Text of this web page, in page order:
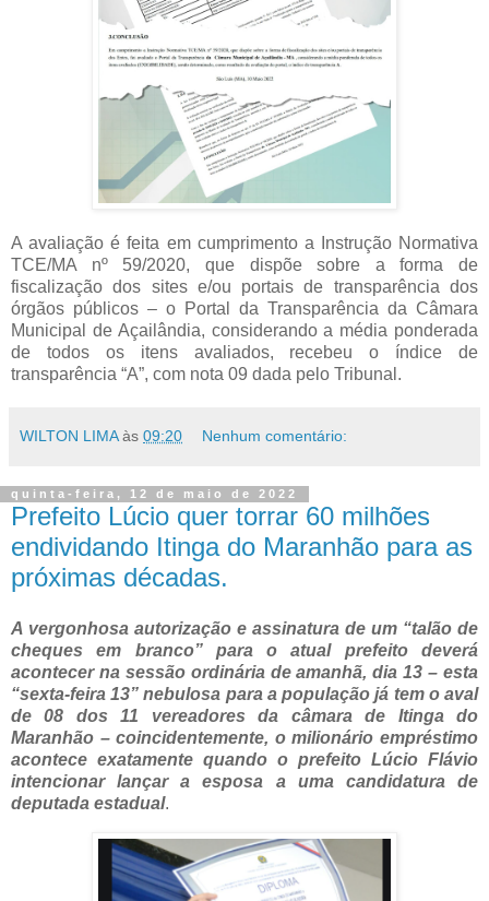
A avaliação é feita em cumprimento a Instrução Normativa
TCE/MA nº 59/2020, que dispõe sobre a forma de
fiscalização dos sites e/ou portais de transparência dos
órgãos públicos – o Portal da Transparência da Câmara
Municipal de Açailândia, considerando a média ponderada
de todos os itens avaliados, recebeu o índice de
transparência “A”, com nota 09 dada pelo Tribunal.
WILTON LIMA às 09:20 Nenhum comentário:
quinta-feira, 12 de maio de 2022
Prefeito Lúcio quer torrar 60 milhões
endividando Itinga do Maranhão para as
próximas décadas.
A vergonhosa autorização e assinatura de um “talão de
cheques em branco” para o atual prefeito deverá
acontecer na sessão ordinária de amanhã, dia 13 – esta
“sexta-feira 13” nebulosa para a população já tem o aval
de 08 dos 11 vereadores da câmara de Itinga do
Maranhão – coincidentemente, o milionário empréstimo
acontece exatamente quando o prefeito Lúcio Flávio
intencionar lançar a esposa a uma candidatura de
deputada estadual.